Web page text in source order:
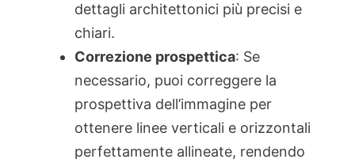
dettagli architettonici più precisi e
chiari.
Correzione prospettica: Se
necessario, puoi correggere la
prospettiva dell’immagine per
ottenere linee verticali e orizzontali
perfettamente allineate, rendendo